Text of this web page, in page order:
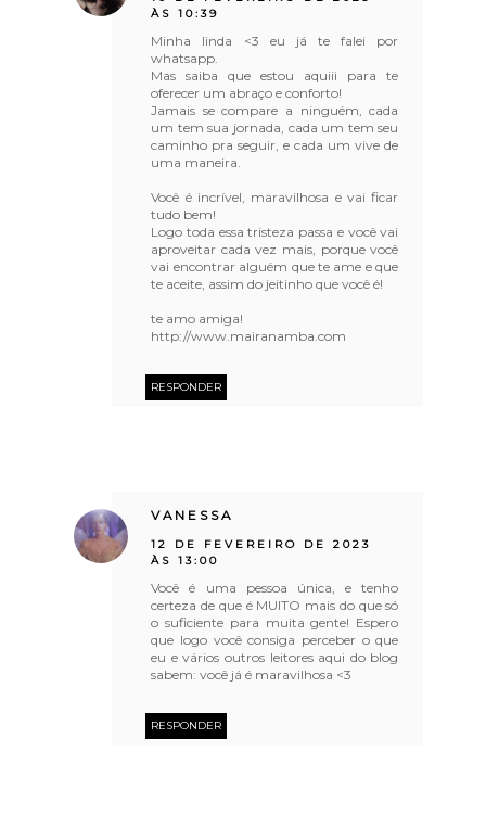
ÀS 10:39
Minha linda <3 eu já te falei por
whatsapp.
Mas saiba que estou aquiii para te
oferecer um abraço e conforto!
Jamais se compare a ninguém, cada
um tem sua jornada, cada um tem seu
caminho pra seguir, e cada um vive de
uma maneira.
Você é incrível, maravilhosa e vai ficar
tudo bem!
Logo toda essa tristeza passa e você vai
aproveitar cada vez mais, porque você
vai encontrar alguém que te ame e que
te aceite, assim do jeitinho que você é!
te amo amiga!
http://www.mairanamba.com
RESPONDER
VANESSA
12 DE FEVEREIRO DE 2023
ÀS 13:00
Você é uma pessoa única, e tenho
certeza de que é MUITO mais do que só
o suficiente para muita gente! Espero
que logo você consiga perceber o que
eu e vários outros leitores aqui do blog
sabem: você já é maravilhosa <3
RESPONDER